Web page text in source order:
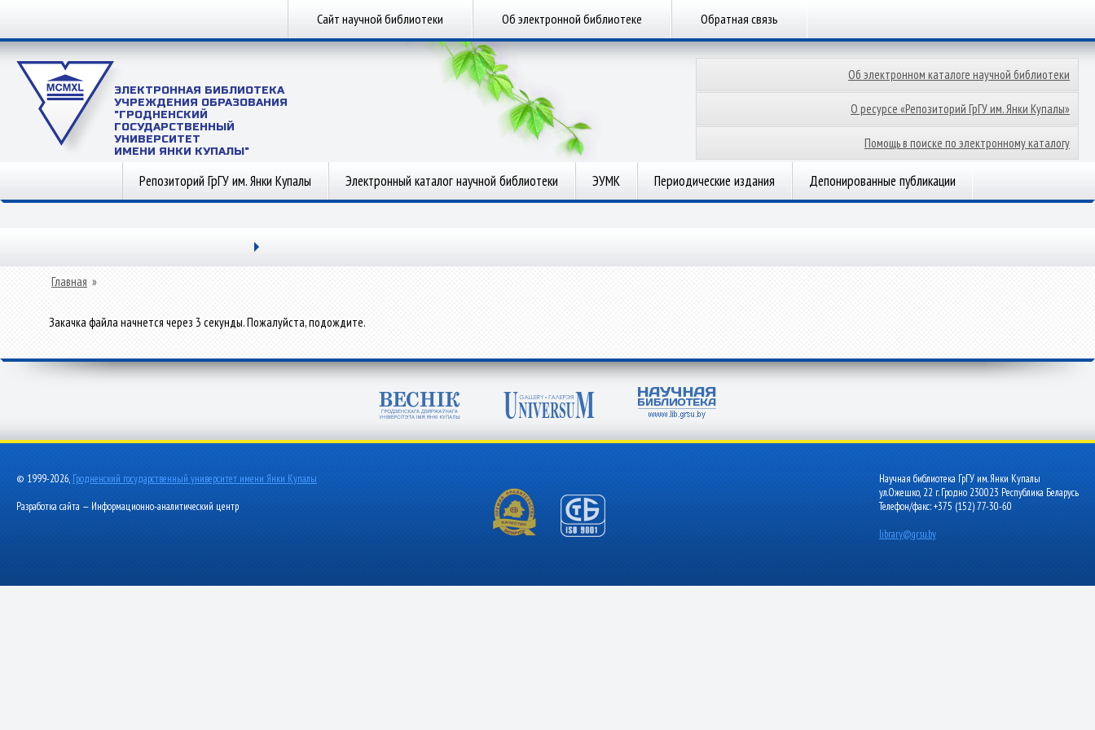
Сайт научной библиотеки Об электронной библиотеке Обратная связь
ЭЛЕКТРОННАЯ БИБЛИОТЕКА
УЧРЕЖДЕНИЯ ОБРАЗОВАНИЯ
"ГРОДНЕНСКИЙ
ГОСУДАРСТВЕННЫЙ
УНИВЕРСИТЕТ
ИМЕНИ ЯНКИ КУПАЛЫ"
Об электронном каталоге научной библиотеки
О ресурсе «Репозиторий ГрГУ им. Янки Купалы»
Помощь в поиске по электронному каталогу
Репозиторий ГрГУ им. Янки Купалы Электронный каталог научной библиотеки ЭУМК Периодические издания Депонированные публикации
Главная »
Закачка файла начнется через 3 секунды. Пожалуйста, подождите.
© 1999-2026, Гродненский государственный университет имени Янки Купалы
Разработка сайта — Информационно-аналитический центр
Научная библиотека ГрГУ им. Янки Купалы
ул.Ожешко, 22 г. Гродно 230023 Республика Беларусь
Телефон/факс: +375 (152) 77-30-60
library@grsu.by